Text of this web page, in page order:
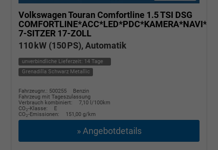
Volkswagen Touran Comfortline 1.5 TSI DSG
7-SITZER 17-ZOLL
110 kW (150 PS), Automatik
unverbindliche Lieferzeit: 14 Tage
Grenadilla Schwarz Metallic
Fahrzeugnr.: 500255
Benzin
Fahrzeug mit Tageszulassung
Verbrauch kombiniert:
7,10 l/100km
CO2-Klasse:
E
CO2-Emissionen: 151,00 g/km
» Angebotdetails